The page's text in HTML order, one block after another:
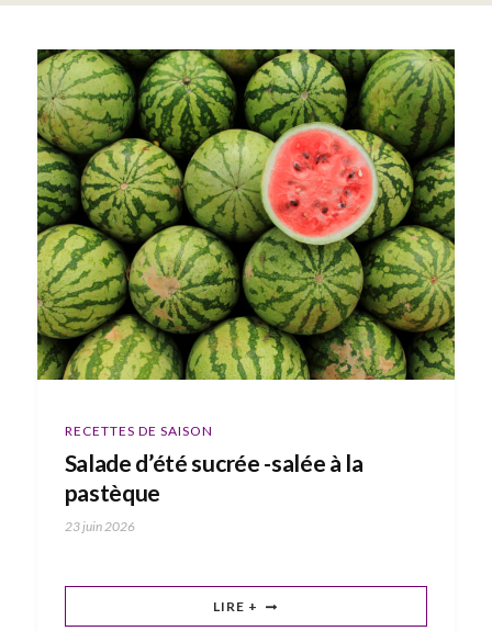
RECETTES DE SAISON
Salade d’été sucrée -salée à la
pastèque
23 juin 2026
LIRE +